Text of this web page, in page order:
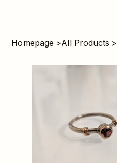
Homepage >All Products >